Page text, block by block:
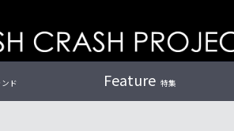
ド Feature 特集